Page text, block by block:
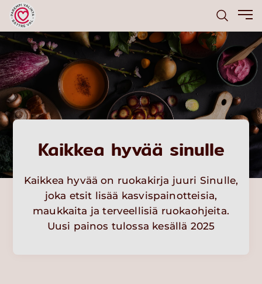
Kaikkea hyvää sinulle
Kaikkea hyvää on ruokakirja juuri Sinulle,
joka etsit lisää kasvispainotteisia,
maukkaita ja terveellisiä ruokaohjeita.
Uusi painos tulossa kesällä 2025